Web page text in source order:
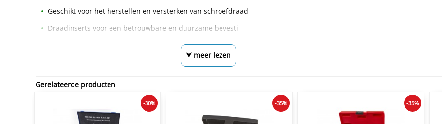
Geschikt voor het herstellen en versterken van schroefdraad
Draadinserts voor een betrouwbare en duurzame bevesti
⮟ meer lezen
Gerelateerde producten
-30% -35% -35%